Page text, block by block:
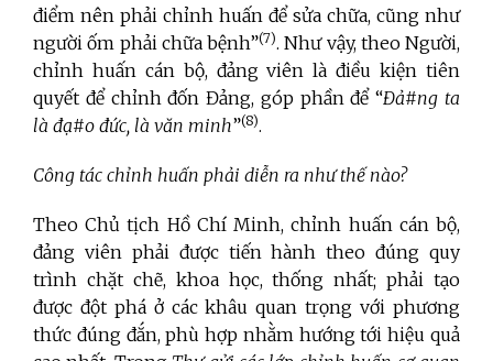
điểm nên phải chỉnh huấn để sửa chữa, cũng như
người ốm phải chữa bệnh”(7). Như vậy, theo Người,
chỉnh huấn cán bộ, đảng viên là điều kiện tiên
quyết để chỉnh đốn Đảng, góp phần để “Đả#ng ta
là đạ#o đức, là văn minh”(8).
Công tác chỉnh huấn phải diễn ra như thế nào?
Theo Chủ tịch Hồ Chí Minh, chỉnh huấn cán bộ,
đảng viên phải được tiến hành theo đúng quy
trình chặt chẽ, khoa học, thống nhất; phải tạo
được đột phá ở các khâu quan trọng với phương
thức đúng đắn, phù hợp nhằm hướng tới hiệu quả